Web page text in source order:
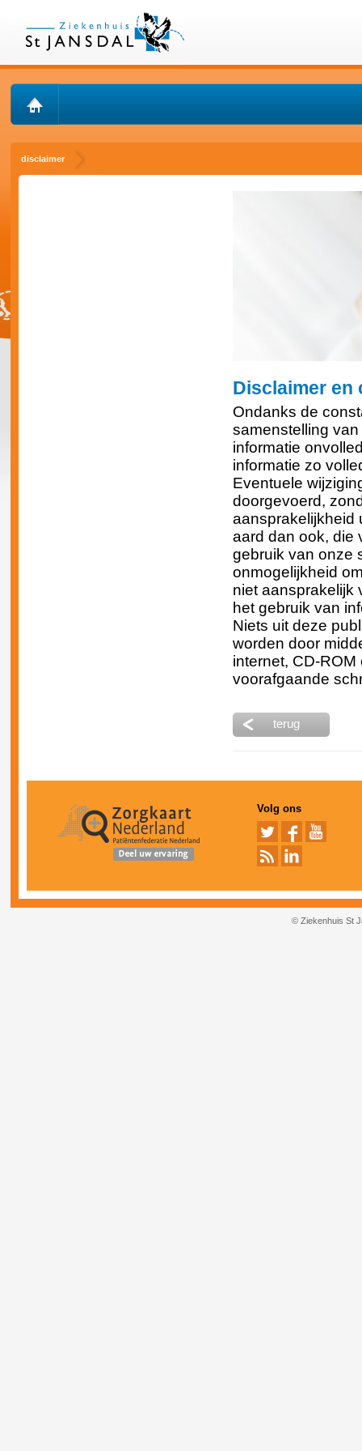
disclaimer
Disclaimer en
Ondanks de
samenstelling
informatie
informatie zo
Eventuele
doorgevoerd,
aansprakelijkheid
aard dan ook, die
gebruik van onze
onmogelijkheid
niet aansprakelijk
het gebruik van
Niets uit deze
worden door
internet, CD-
voorafgaande
terug
Volg ons
© Ziekenhuis St